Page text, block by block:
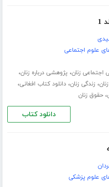
علوم اجتماعی
اجتماعی زنان، پژوهشی درباره زنان،
، زندگی زنان،دانلود کتاب افغانی،
،حقوق زنان
دانلود کتاب
علوم پزشکی